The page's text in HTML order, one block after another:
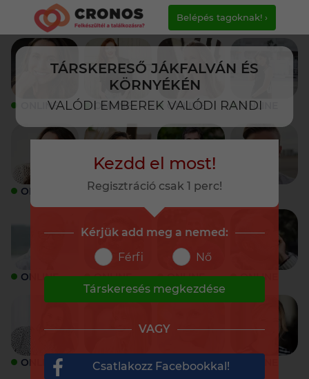
TÁRSKERESŐ JÁKFALVÁN ÉS
KÖRNYÉKÉN
VALÓDI EMBEREK VALÓDI RANDI
Belépés tagoknak! ›
ONLINE ONLINE ONLINE ONLINE
ONLINE ONLINE ONLINE
ONLINE ONLINE ONLINE ONLINE
ONLINE ONLINE ONLINE
Kezdd el most!
Regisztráció csak 1 perc!
Kérjük add meg a nemed:
Férfi
Nő
Társkeresés megkezdése
VAGY
Csatlakozz Facebookkal!